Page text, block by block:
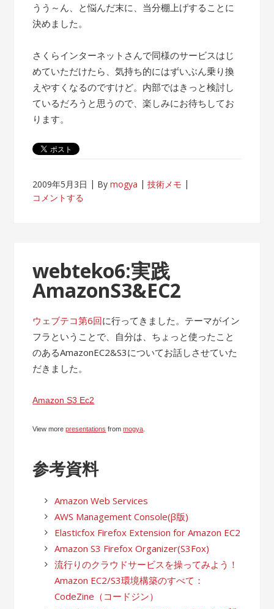
うう～ん、と悩んだ末に、当分棚上げすることに
決めました。
さくらインターネットさんで同様のサービスはじ
めていただけたら、気持ち的にはずいぶん乗り換
えやすくなるのですけど。内部ではきっと検討し
ているだろうと思うので、楽しみにお待ちしてお
ります。
2009年5月3日 Bymogya
技術メモ
コメントする
webteko6:実践
AmazonS3&EC2
ウェブテコ第6回に行ってきました。テーマがイン
フラということで、自分は、ちょっと使ったこと
のあるAmazonEC2&S3についてお話しさせていた
だきました。
Amazon S3 Ec2
View morepresentations frommogya
参考資料
Amazon Web Services
AWS Management Console(β版)
Elasticfox Firefox Extension for Amazon EC2
Amazon S3 Firefox Organizer(S3Fox)
流行りのクラウドサービスを操ってみよう！
Amazon EC2/S3環境構築のすべて：
CodeZine（コードジン）